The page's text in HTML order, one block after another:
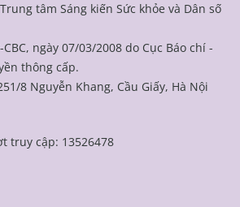
tâm Sáng kiến Sức khỏe và Dân số
ngày 07/03/2008 do Cục Báo chí -
thông cấp.
8 Nguyễn Khang, Cầu Giấy, Hà Nội
truy cập: 13526478